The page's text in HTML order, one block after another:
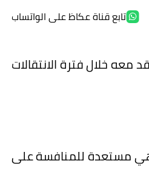
تابع قناة عكاظ على الواتساب
معه خلال فترة الانتقالات
وهي مستعدة للمنافسة على